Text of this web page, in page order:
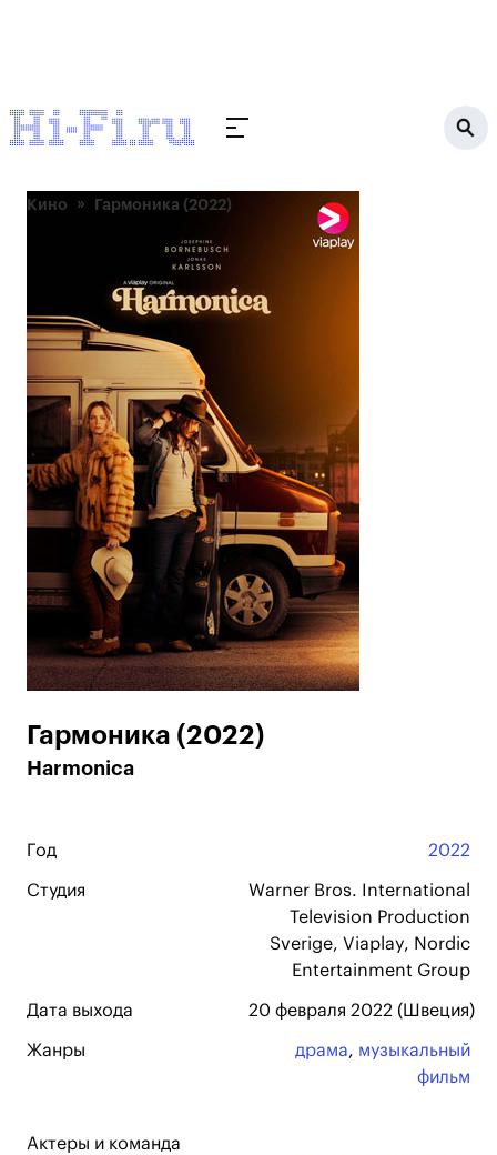
Кино Гармоника (2022)
Гармоника (2022)
Harmonica
Год 2022
Студия
Warner Bros. International
Television Production
Sverige, Viaplay, Nordic
Entertainment Group
Дата выхода 20 февраля 2022 (Швеция)
Жанры драма, музыкальный
фильм
Актеры и команда